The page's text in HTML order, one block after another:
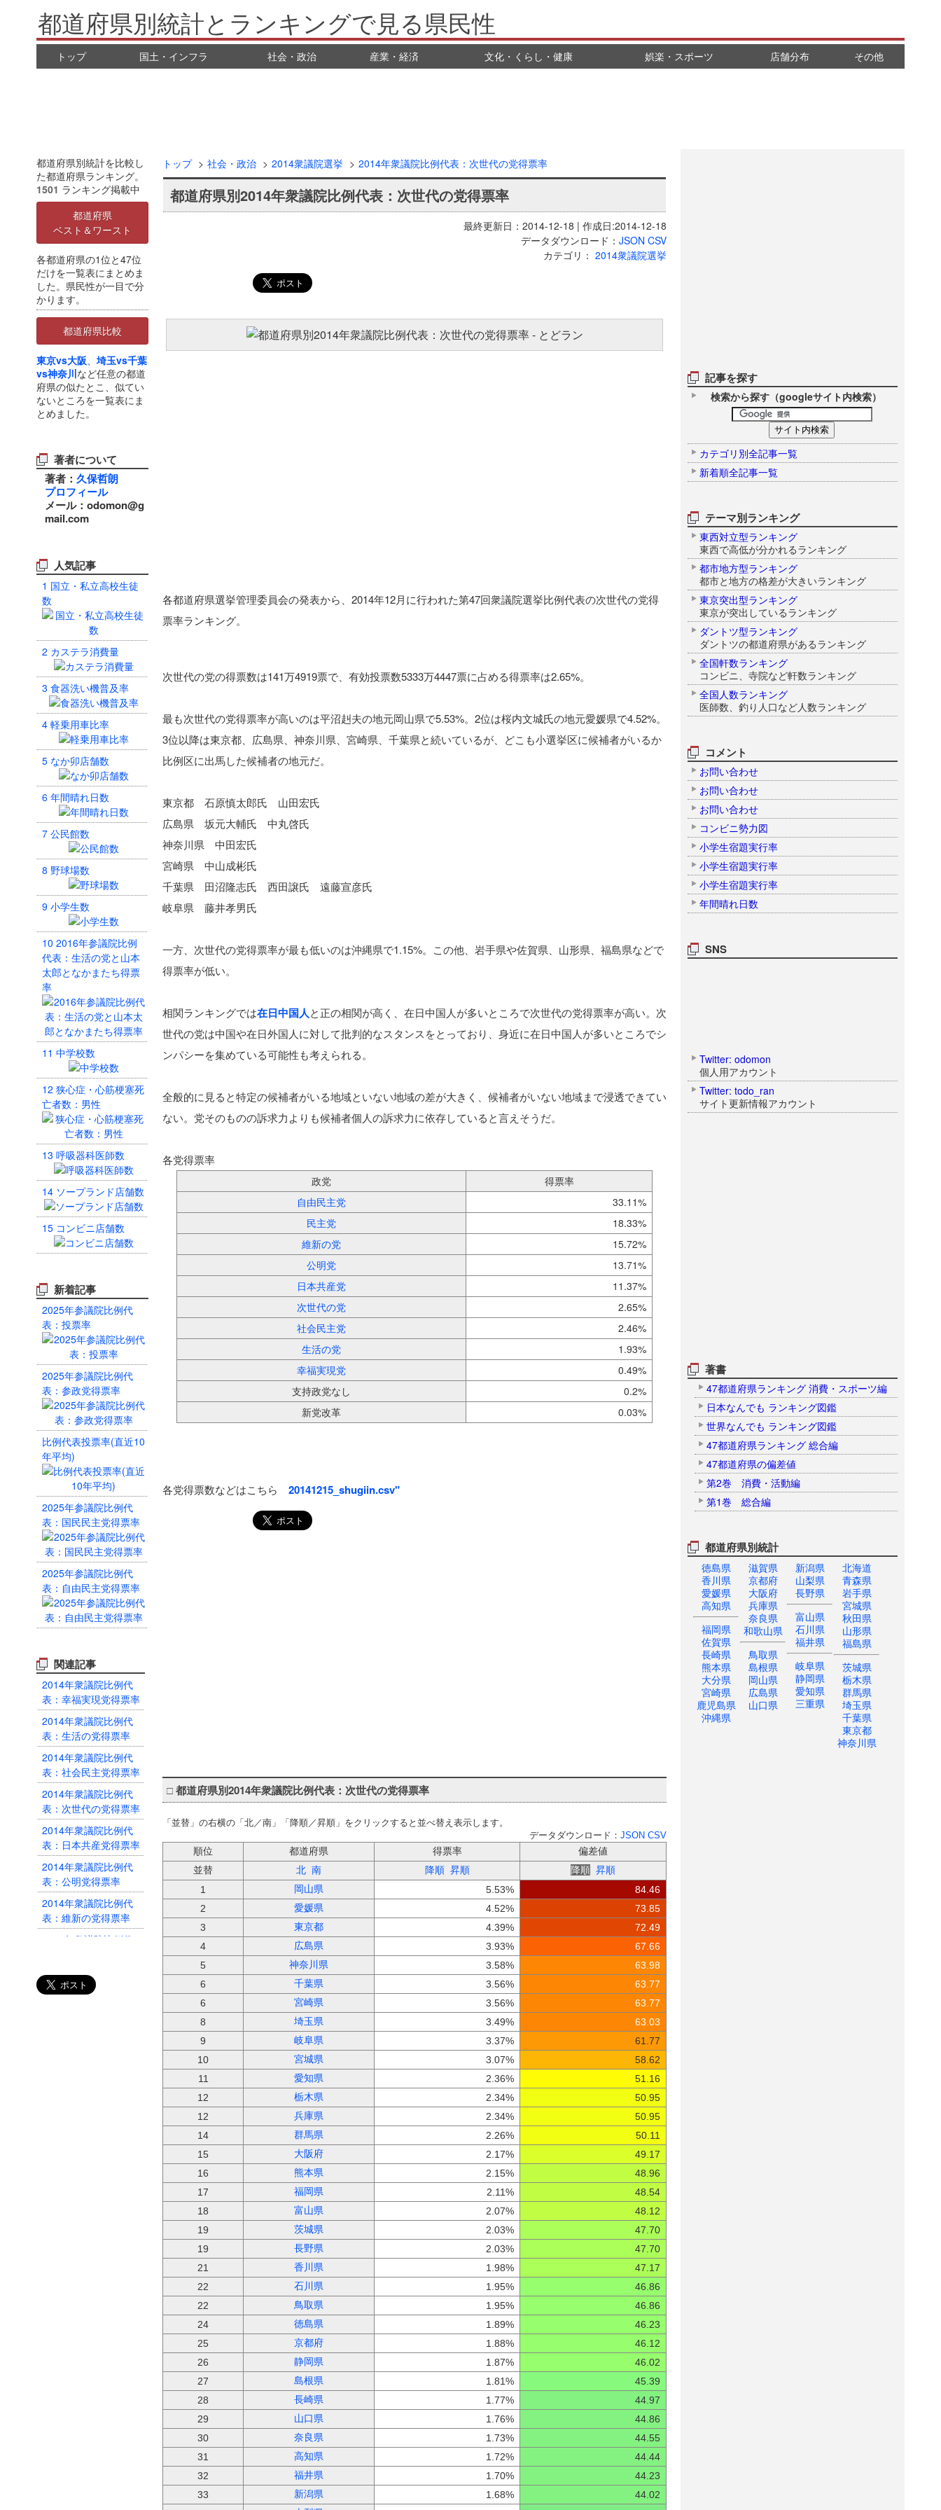
都道府県別統計とランキングで見る県民性
トップ 国土・インフラ 社会・政治 産業・経済 文化・くらし・健康 娯楽・スポーツ 店舗分布 その他
記事を探す
検索から探す（googleサイト内検索）
カテゴリ別全記事一覧
新着順全記事一覧
テーマ別ランキング
東西対立型ランキング
東西で高低が分かれるランキング
都市地方型ランキング
都市と地方の格差が大きいランキング
東京突出型ランキング
東京が突出しているランキング
ダントツ型ランキング
ダントツの都道府県があるランキング
全国軒数ランキング
コンビニ、寺院など軒数ランキング
全国人数ランキング
医師数、釣り人口など人数ランキング
コメント
お問い合わせ
お問い合わせ
お問い合わせ
コンビニ勢力図
小学生宿題実行率
小学生宿題実行率
小学生宿題実行率
年間晴れ日数
SNS
Twitter: odomon
個人用アカウント
Twitter: todo_ran
サイト更新情報アカウント
著書
47都道府県ランキング 消費・スポーツ編
日本なんでも ランキング図鑑
世界なんでも ランキング図鑑
47都道府県ランキング 総合編
47都道府県の偏差値
第2巻 消費・活動編
第1巻 総合編
都道府県別統計
徳島県
香川県
愛媛県
高知県
福岡県
佐賀県
長崎県
熊本県
大分県
宮崎県
鹿児島県
沖縄県
滋賀県
京都府
大阪府
兵庫県
奈良県
和歌山県
鳥取県
島根県
岡山県
広島県
山口県
新潟県
山梨県
長野県
富山県
石川県
福井県
岐阜県
静岡県
愛知県
三重県
北海道
青森県
岩手県
宮城県
秋田県
山形県
福島県
茨城県
栃木県
群馬県
埼玉県
千葉県
東京都
神奈川県
都道府県別統計を比較し
た都道府県ランキング。
1501 ランキング掲載中
都道府県
ベスト＆ワースト
各都道府県の1位と47位
だけを一覧表にまとめま
した。県民性が一目で分
かります。
都道府県比較
東京vs大阪、 埼玉vs千葉
vs神奈川など任意の都道
府県の似たとこ、似てい
ないところを一覧表にま
とめました。
著者について
著者： 久保哲朗
プロフィール
メール：odomon@g
mail.com
人気記事
1 国立・私立高校生徒
数
2 カステラ消費量
3 食器洗い機普及率
4 軽乗用車比率
5 なか卯店舗数
6 年間晴れ日数
7 公民館数
8 野球場数
9 小学生数
10 2016年参議院比例
代表：生活の党と山本
太郎となかまたち得票
率
11 中学校数
12 狭心症・心筋梗塞死
亡者数：男性
13 呼吸器科医師数
14 ソープランド店舗数
15 コンビニ店舗数
新着記事
2025年参議院比例代
表：投票率
2025年参議院比例代
表：参政党得票率
比例代表投票率(直近10
年平均)
2025年参議院比例代
表：国民民主党得票率
2025年参議院比例代
表：自由民主党得票率
関連記事
2014年衆議院比例代
表：幸福実現党得票率
2014年衆議院比例代
表：生活の党得票率
2014年衆議院比例代
表：社会民主党得票率
2014年衆議院比例代
表：次世代の党得票率
2014年衆議院比例代
表：日本共産党得票率
2014年衆議院比例代
表：公明党得票率
2014年衆議院比例代
表：維新の党得票率
2014年衆議院比例代
2014年衆議院比例代
表：自由民主党得票率
トップ 社会・政治 2014衆議院選挙 2014年衆議院比例代表：次世代の党得票率
都道府県別2014年衆議院比例代表：次世代の党得票率
最終更新日：2014-12-18 | 作成日:2014-12-18
データダウンロード： JSON CSV
カテゴリ： 2014衆議院選挙
各都道府県選挙管理委員会の発表から、2014年12月に行われた第47回衆議院選挙比例代表の次世代の党得
票率ランキング。
次世代の党の得票数は141万4919票で、有効投票数5333万4447票に占める得票率は2.65%。
最も次世代の党得票率が高いのは平沼赳夫の地元岡山県で5.53%。2位は桜内文城氏の地元愛媛県で4.52%。
3位以降は東京都、広島県、神奈川県、宮崎県、千葉県と続いているが、どこも小選挙区に候補者がいるか
比例区に出馬した候補者の地元だ。
東京都 石原慎太郎氏 山田宏氏
広島県 坂元大輔氏 中丸啓氏
神奈川県 中田宏氏
宮崎県 中山成彬氏
千葉県 田沼隆志氏 西田譲氏 遠藤宣彦氏
岐阜県 藤井孝男氏
一方、次世代の党得票率が最も低いのは沖縄県で1.15%。この他、岩手県や佐賀県、山形県、福島県などで
得票率が低い。
相関ランキングでは在日中国人と正の相関が高く、在日中国人が多いところで次世代の党得票率が高い。次
世代の党は中国や在日外国人に対して批判的なスタンスをとっており、身近に在日中国人が多いところでシ
ンパシーを集めている可能性も考えられる。
全般的に見ると特定の候補者がいる地域といない地域の差が大きく、候補者がいない地域まで浸透できてい
ない。党そのものの訴求力よりも候補者個人の訴求力に依存していると言えそうだ。
各党得票率
政党
得票率
自由民主党
33.11%
民主党
18.33%
維新の党
15.72%
公明党
13.71%
日本共産党
11.37%
次世代の党
2.65%
社会民主党
2.46%
生活の党
1.93%
幸福実現党
0.49%
支持政党なし
0.2%
新党改革
0.03%
各党得票数などはこちら 20141215_shugiin.csv"
□都道府県別2014年衆議院比例代表：次世代の党得票率
「並替」の右横の「北／南」「降順／昇順」をクリックすると並べ替え表示します。
データダウンロード： JSON CSV
順位 都道府県 得票率
偏差値
並替
北 南 降順 昇順 降順 昇順
1
岡山県 5.53%
84.46
2
愛媛県 4.52%
73.85
3
東京都 4.39%
72.49
4
広島県 3.93%
67.66
5
神奈川県 3.58%
63.98
6
千葉県 3.56%
63.77
6
宮崎県 3.56%
63.77
8
埼玉県 3.49%
63.03
9
岐阜県 3.37%
61.77
10
宮城県 3.07%
58.62
11
愛知県 2.36%
51.16
12
栃木県 2.34%
50.95
12
兵庫県 2.34%
50.95
14
群馬県 2.26%
50.11
15
大阪府 2.17%
49.17
16
熊本県 2.15%
48.96
17
福岡県 2.11%
48.54
18
富山県 2.07%
48.12
19
茨城県 2.03%
47.70
19
長野県 2.03%
47.70
21
香川県 1.98%
47.17
22
石川県 1.95%
46.86
22
鳥取県 1.95%
46.86
24
徳島県 1.89%
46.23
25
京都府 1.88%
46.12
26
静岡県 1.87%
46.02
27
島根県 1.81%
45.39
28
長崎県 1.77%
44.97
29
山口県 1.76%
44.86
30
奈良県 1.73%
44.55
31
高知県 1.72%
44.44
32
福井県 1.70%
44.23
33
新潟県 1.68%
44.02